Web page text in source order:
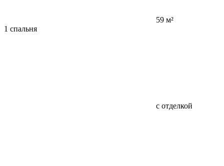
59 м²
1 спальня
с отделкой